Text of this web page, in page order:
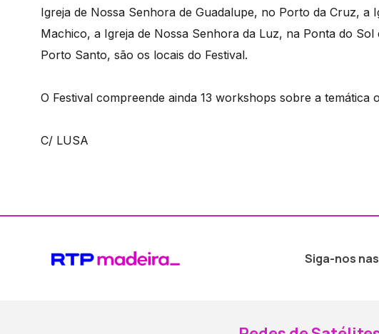
Igreja de Nossa Senhora de Guadalupe, no Porto da Cruz, a
Machico, a Igreja de Nossa Senhora da Luz, na Ponta do
Porto Santo, são os locais do Festival.
O Festival compreende ainda 13 workshops sobre a temática
C/ LUSA
Siga-nos